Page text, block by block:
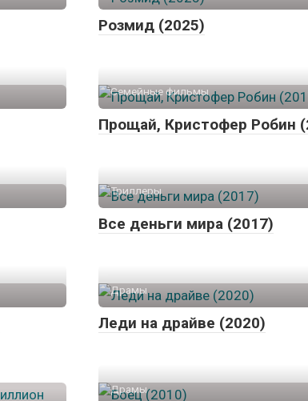
Розмид (2025)
Семейные фильмы
Прощай, Кристофер Робин
Триллеры
Все деньги мира (2017)
Драмы
Леди на драйве (2020)
Драмы